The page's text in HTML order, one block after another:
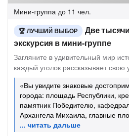
Мини-группа до 11 чел.
ЛУЧШИЙ ВЫБОР
Две
экскурсия в мини-группе
Загляните в удивительный мир
каждый уголок рассказывает
«Вы увидите знаковые
города: площадь Республики,
памятник Победителю,
Архангела Михаила, главные